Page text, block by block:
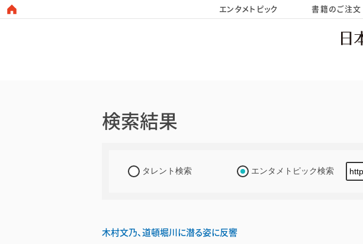
エンタメトピック 書籍のご注文
検索結果
タレント検索 エンタメトピック検索
木村文乃、道頓堀川に潜る姿に反響